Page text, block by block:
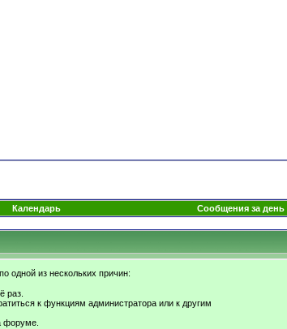
Календарь Сообщения за день
одной из нескольких причин:
раз.
к функциям администратора или к другим
форуме.